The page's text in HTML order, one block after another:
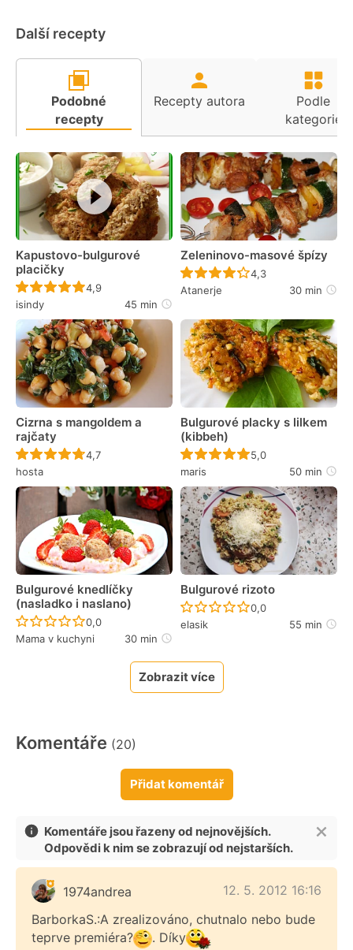
Další recepty
Podobné
recepty
Recepty autora
Podle
kategorie
Kapustovo-bulgurové
placičky
Recept ještě nebyl hodnocen
4,9
isindy
45 min
Zeleninovo-masové špízy
Recept ještě nebyl
4,3
Atanerje
30 min
Cizrna s mangoldem a
rajčaty
Recept ještě nebyl hodnocen
4,7
hosta
Bulgurové placky s lilkem
(kibbeh)
Recept ještě nebyl
5,0
maris
50 min
Bulgurové knedlíčky
(nasladko i naslano)
Recept ještě nebyl hodnocen
0,0
Mama v kuchyni
30 min
Bulgurové rizoto
Recept ještě nebyl
0,0
elasik
55 min
Zobrazit více
Komentáře (20)
Přidat komentář
Komentáře jsou řazeny od nejnovějších.
Odpovědi k nim se zobrazují od nejstarších.
1974andrea
12. 5. 2012 16:16
BarborkaS.:A zrealizováno, chutnalo nebo bude
teprve premiéra?
. Díky